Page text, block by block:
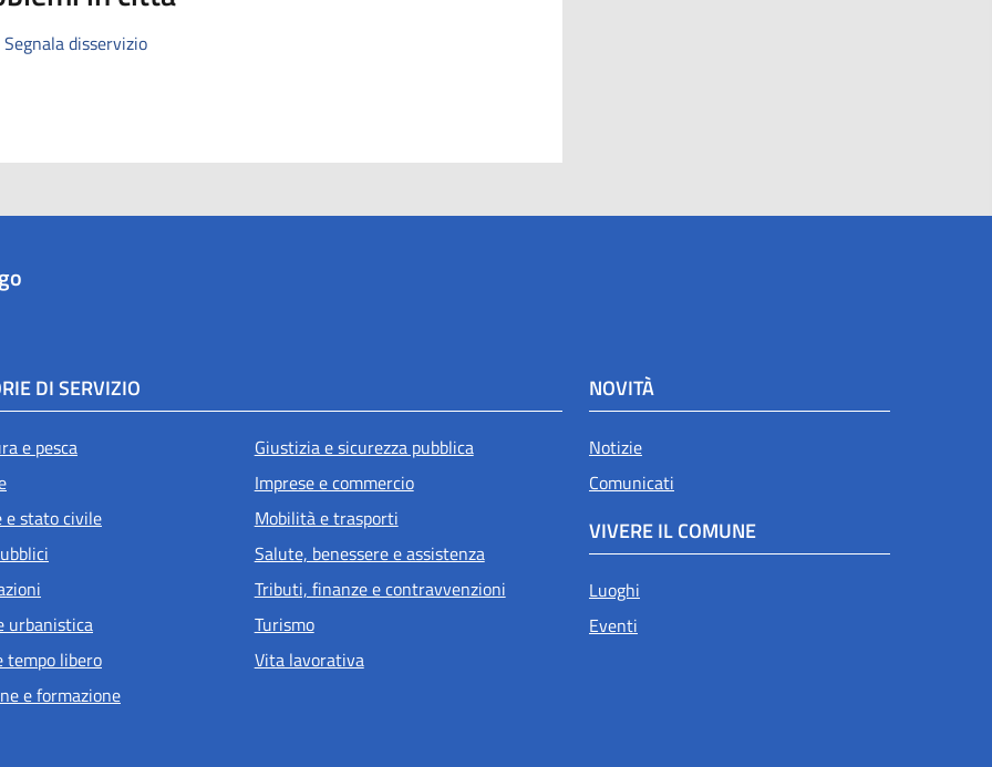
Segnala disservizio
DI SERVIZIO
e pesca
e stato civile
urbanistica
tempo libero
e formazione
Giustizia e sicurezza pubblica
Imprese e commercio
Mobilità e trasporti
Salute, benessere e assistenza
Tributi, finanze e contravvenzioni
Turismo
Vita lavorativa
NOVITÀ
Notizie
Comunicati
VIVERE IL COMUNE
Luoghi
Eventi